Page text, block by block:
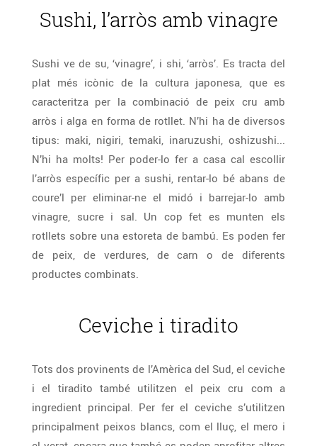
Sushi, l’arròs amb vinagre
Sushi ve de su, ‘vinagre’, i shi, ‘arròs’. Es tracta del
plat més icònic de la cultura japonesa, que es
caracteritza per la combinació de peix cru amb
arròs i alga en forma de rotllet. N’hi ha de diversos
tipus: maki, nigiri, temaki, inaruzushi, oshizushi...
N’hi ha molts! Per poder-lo fer a casa cal escollir
l’arròs específic per a sushi, rentar-lo bé abans de
coure’l per eliminar-ne el midó i barrejar-lo amb
vinagre, sucre i sal. Un cop fet es munten els
rotllets sobre una estoreta de bambú. Es poden fer
de peix, de verdures, de carn o de diferents
productes combinats.
Ceviche i tiradito
Tots dos provinents de l’Amèrica del Sud, el ceviche
i el tiradito també utilitzen el peix cru com a
ingredient principal. Per fer el ceviche s’utilitzen
principalment peixos blancs, com el lluç, el mero i